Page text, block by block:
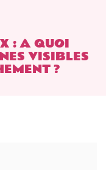
: À QUOI
VISIBLES
?